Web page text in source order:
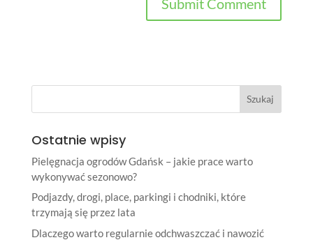
Ostatnie wpisy
Pielęgnacja ogrodów Gdańsk – jakie prace warto
wykonywać sezonowo?
Podjazdy, drogi, place, parkingi i chodniki, które
trzymają się przez lata
Dlaczego warto regularnie odchwaszczać i nawozić